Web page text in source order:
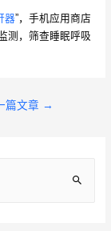
器”，手机应用商店
测，筛查睡眠呼吸
篇文章 →